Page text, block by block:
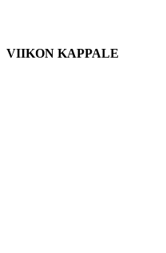
VIIKON KAPPALE